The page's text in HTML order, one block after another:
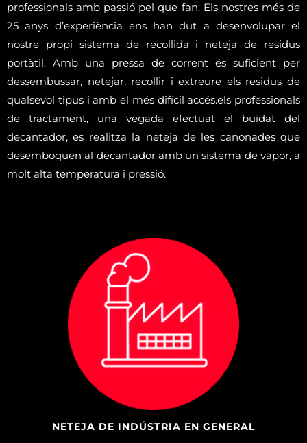
professionals amb passió pel que fan. Els nostres més de
25 anys d’experiència ens han dut a desenvolupar el
nostre propi sistema de recollida i neteja de residus
portàtil. Amb una pressa de corrent és suficient per
dessembussar, netejar, recollir i extreure els residus de
qualsevol tipus i amb el més difícil accés.els professionals
de tractament, una vegada efectuat el buidat del
decantador, es realitza la neteja de les canonades que
desemboquen al decantador amb un sistema de vapor, a
molt alta temperatura i pressió.
NETEJA DE INDÚSTRIA EN GENERAL